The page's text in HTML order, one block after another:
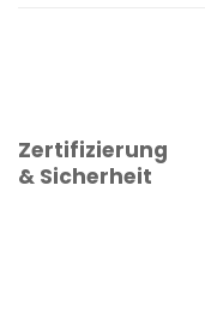
Zertifizierung
& Sicherheit